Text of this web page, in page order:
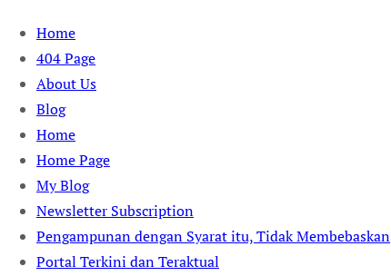
Skip
content
Home
404 Page
About Us
Blog
Home
Home Page
My Blog
Newsletter Subscription
Pengampunan dengan Syarat itu, Tidak Membebaskan
Portal Terkini dan Teraktual